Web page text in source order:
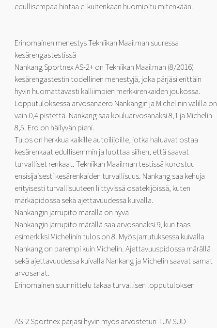
edullisempaa hintaa ei kuitenkaan huomioitu mitenkään.
Erinomainen menestys Tekniikan Maailman suuressa
kesärengastestissä
Nankang Sportnex AS-2+ on Tekniikan Maailman (8/2016)
kesärengastestin todellinen menestyjä, joka pärjäsi erittäin
hyvin huomattavasti kalliimpien merkkirenkaiden joukossa.
Lopputuloksessa arvosanaero Nankangin ja Michelinin välillä on
vain 0,4 pistettä. Nankang saa kouluarvosanaksi 8,1 ja Michelin
8,5. Ero on häilyvän pieni.
Tulos on herkkua kaikille autoilijoille, jotka haluavat ostaa
kesärenkaat edullisemmin ja luottaa siihen, että saavat
turvalliset renkaat. Tekniikan Maailman testissä korostuu
ensisijaisesti kesärenkaiden turvallisuus. Nankang saa kehuja
erityisesti turvallisuuteen liittyvissä osatekijöissä, kuten
märkäpidossa sekä ajettavuudessa kuivalla.
Nankangin jarrupito märällä on hyvä
Nankangin jarrupito märällä saa arvosanaksi 9, kun taas
esimerkiksi Michelinin tulos on 8. Myös jarrutuksessa kuivalla
Nankang on parempi kuin Michelin. Ajettavuuspidossa märällä
sekä ajettavuudessa kuivalla Nankang ja Michelin saavat samat
arvosanat.
Erinomainen suunnittelu takaa turvallisen lopputuloksen
AS-2 Sportnex pärjäsi hyvin myös arvostetun TÜV SUD -